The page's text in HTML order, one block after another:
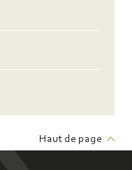
Haut de page